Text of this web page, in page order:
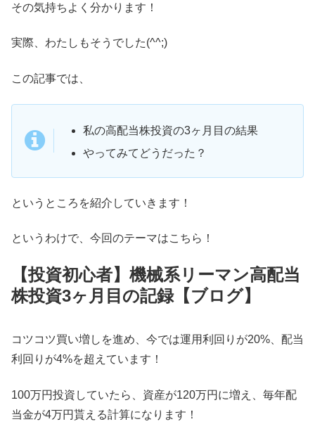
その気持ちよく分かります！
実際、わたしもそうでした(^^;)
この記事では、
私の高配当株投資の3ヶ月目の結果
やってみてどうだった？
というところを紹介していきます！
というわけで、今回のテーマはこちら！
【投資初心者】機械系リーマン高配当
株投資3ヶ月目の記録【ブログ】
コツコツ買い増しを進め、今では運用利回りが20%、配当
利回りが4%を超えています！
100万円投資していたら、資産が120万円に増え、毎年配
当金が4万円貰える計算になります！